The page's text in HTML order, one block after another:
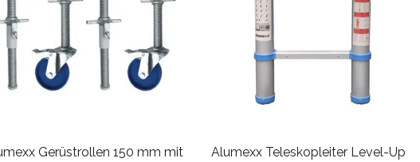
Gerüstrollen 150 mm mit
Alumexx Teleskopleiter Level-Up